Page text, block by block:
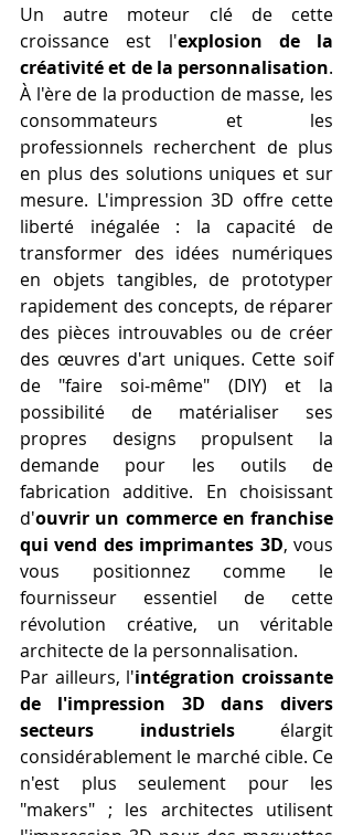
Un autre moteur clé de cette
croissance est l'explosion de la
créativité et de la personnalisation.
À l'ère de la production de masse, les
consommateurs et les
professionnels recherchent de plus
en plus des solutions uniques et sur
mesure. L'impression 3D offre cette
liberté inégalée : la capacité de
transformer des idées numériques
en objets tangibles, de prototyper
rapidement des concepts, de réparer
des pièces introuvables ou de créer
des œuvres d'art uniques. Cette soif
de "faire soi-même" (DIY) et la
possibilité de matérialiser ses
propres designs propulsent la
demande pour les outils de
fabrication additive. En choisissant
d'ouvrir un commerce en franchise
qui vend des imprimantes 3D, vous
vous positionnez comme le
fournisseur essentiel de cette
révolution créative, un véritable
architecte de la personnalisation.
Par ailleurs, l'intégration croissante
de l'impression 3D dans divers
secteurs industriels élargit
considérablement le marché cible. Ce
n'est plus seulement pour les
"makers" ; les architectes utilisent